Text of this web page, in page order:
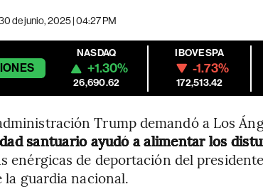
de junio, 2025 | 04:27 PM
NASDAQ
+1.30%
26,690.62
IBOVESPA
-1.73%
172,513.42
Trump demandó a Los
santuario ayudó a alimentar los
enérgicas de deportación del
la guardia nacional.